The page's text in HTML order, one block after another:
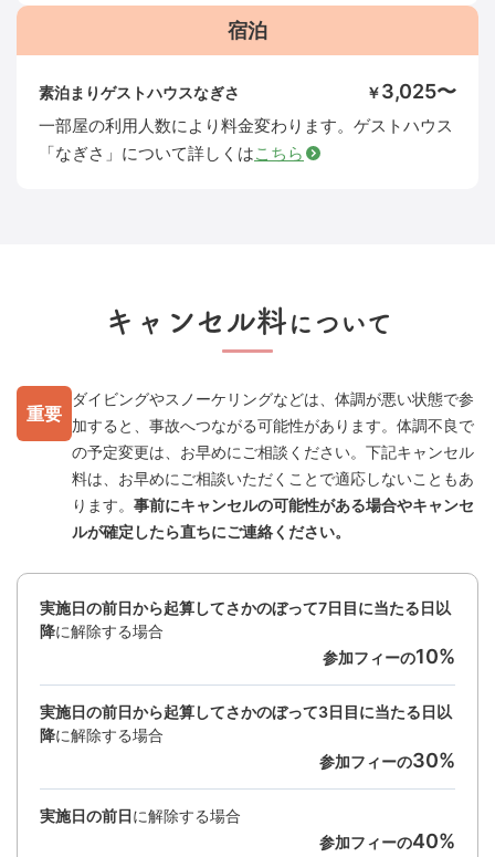
宿泊
素泊まりゲストハウスなぎさ ￥3,025〜
一部屋の利用人数により料金変わります。ゲストハウス
「なぎさ」について詳しくはこちら
キャンセル料 について
重要
ダイビングやスノーケリングなどは、体調が悪い状態で参
加すると、事故へつながる可能性があります。体調不良で
の予定変更は、お早めにご相談ください。下記キャンセル
料は、お早めにご相談いただくことで適応しないこともあ
ります。 事前にキャンセルの可能性がある場合やキャンセ
ルが確定したら直ちにご連絡ください。
実施日の前日から起算してさかのぼって7日目に当たる日以
降に解除する場合
参加フィーの10%
実施日の前日から起算してさかのぼって3日目に当たる日以
降に解除する場合
参加フィーの30%
実施日の前日に解除する場合
参加フィーの40%